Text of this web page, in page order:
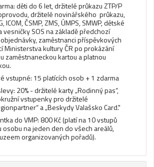
děti do 6 let, držitelé průkazu ZTP/P
držitelé novinářského průkazu,
ICOM, ČSMP, ZMS, ÚMPS, SMWP, dětské
vesničky SOS na základě předchozí
zaměstnanci příspěvkových
Ministerstva kultury ČR po prokázání
zaměstnaneckou kartou a platnou
vstupné: 15 platících osob + 1 zdarma
20% - držitelé karty „Rodinný pas“,
vstupenky pro držitelé
a „Beskydy Valašsko Card."
do VMP: 800 Kč (platí na 10 vstupů
osobu na jeden den do všech areálů,
organizovaných pořadů).